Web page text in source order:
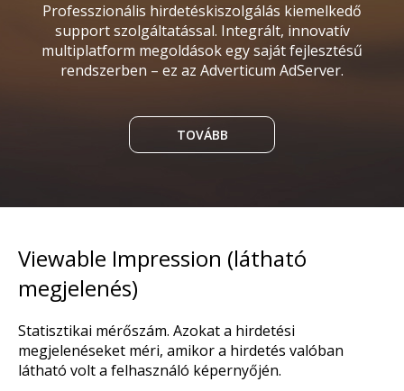
Professzionális hirdetéskiszolgálás kiemelkedő
support szolgáltatással. Integrált, innovatív
multiplatform megoldások egy saját fejlesztésű
rendszerben – ez az Adverticum AdServer.
TOVÁBB
Viewable Impression (látható
megjelenés)
Statisztikai mérőszám. Azokat a hirdetési
megjelenéseket méri, amikor a hirdetés valóban
látható volt a felhasználó képernyőjén.